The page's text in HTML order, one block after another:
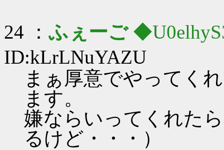
24 ：ふぇーご
ID:kLrLNuYAZU
まぁ厚意でやってく
ます。
嫌ならいってくれた
るけど・・・）